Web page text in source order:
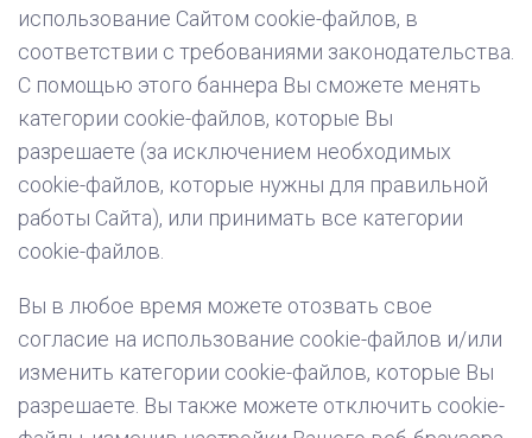
использование Сайтом cookie-файлов, в
соответствии с требованиями законодательства.
С помощью этого баннера Вы сможете менять
категории cookie-файлов, которые Вы
разрешаете (за исключением необходимых
cookie-файлов, которые нужны для правильной
работы Сайта), или принимать все категории
cookie-файлов.
Вы в любое время можете отозвать свое
согласие на использование cookie-файлов и/или
изменить категории cookie-файлов, которые Вы
разрешаете. Вы также можете отключить cookie-